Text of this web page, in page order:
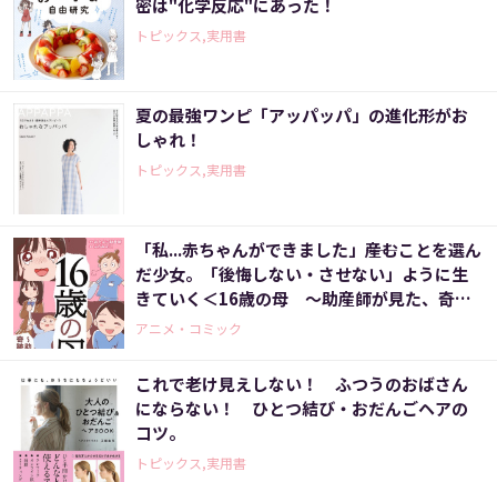
密は"化学反応"にあった！
トピックス,実用書
夏の最強ワンピ「アッパッパ」の進化形がお
しゃれ！
トピックス,実用書
「私...赤ちゃんができました」――産むことを選ん
だ少女。「後悔しない・させない」ように生
きていく＜16歳の母 ～助産師が見た、奇跡
の出産物語～＞
アニメ・コミック
これで老け見えしない！ ふつうのおばさん
にならない！ ひとつ結び・おだんごヘアの
コツ。
トピックス,実用書